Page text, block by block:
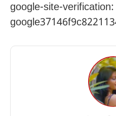
google-site-verification: